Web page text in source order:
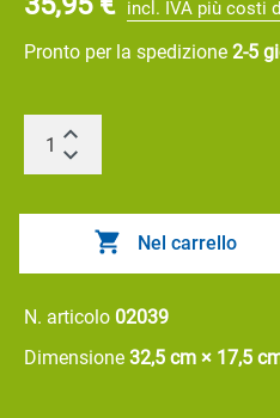
incl. IVA più costi
Pronto per la spedizione 2-5
Nel carrello
N. articolo 02039
Dimensione 32,5 cm × 17,5